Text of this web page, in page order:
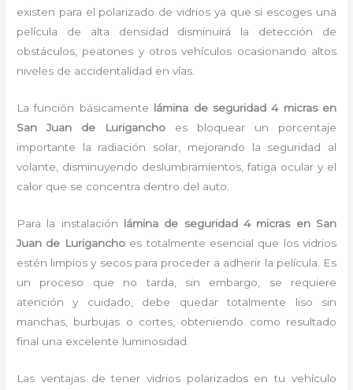
existen para el polarizado de vidrios ya que si escoges una
película de alta densidad disminuirá la detección de
obstáculos, peatones y otros vehículos ocasionando altos
niveles de accidentalidad en vías.
La función básicamente lámina de seguridad 4 micras en
San Juan de Lurigancho es bloquear un porcentaje
importante la radiación solar, mejorando la seguridad al
volante, disminuyendo deslumbramientos, fatiga ocular y el
calor que se concentra dentro del auto.
Para la instalación lámina de seguridad 4 micrasen San
Juan de Lurigancho es totalmente esencial que los vidrios
estén limpios y secos para proceder a adherir la película. Es
un proceso que no tarda, sin embargo, se requiere
atención y cuidado, debe quedar totalmente liso sin
manchas, burbujas o cortes, obteniendo como resultado
final una excelente luminosidad.
Las ventajas de tener vidrios polarizados en tu vehículo